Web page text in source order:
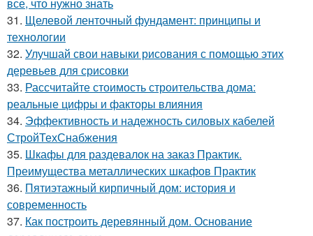
31. Щелевой ленточный фундамент: принципы и
технологии
32. Улучшай свои навыки рисования с помощью этих
деревьев для срисовки
33. Рассчитайте стоимость строительства дома:
реальные цифры и факторы влияния
34. Эффективность и надежность силовых кабелей
СтройТехСнабжения
35. Шкафы для раздевалок на заказ Практик.
Преимущества металлических шкафов Практик
36. Пятиэтажный кирпичный дом: история и
современность
37. Как построить деревянный дом. Основание